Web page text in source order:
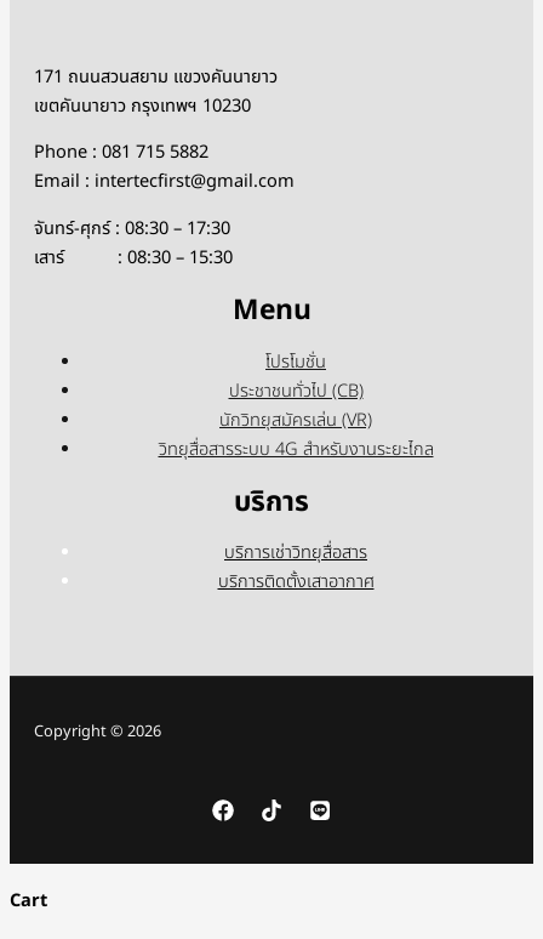
171 ถนนสวนสยาม แขวงคันนายาว
เขตคันนายาว กรุงเทพฯ 10230
Phone : 081 715 5882
Email : intertecfirst@gmail.com
จันทร์-ศุกร์ : 08:30 – 17:30
เสาร์ : 08:30 – 15:30
Menu
โปรโมชั่น
ประชาชนทั่วไป (CB)
นักวิทยุสมัครเล่น (VR)
วิทยุสื่อสารระบบ 4G สำหรับงานระยะไกล
บริการ
บริการเช่าวิทยุสื่อสาร
บริการติดตั้งเสาอากาศ
Copyright © 2026
Cart